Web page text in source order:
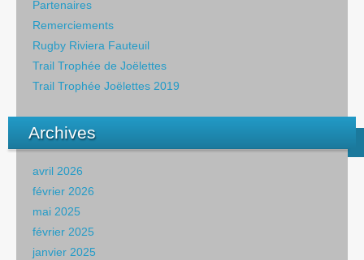
Partenaires
Remerciements
Rugby Riviera Fauteuil
Trail Trophée de Joëlettes
Trail Trophée Joëlettes 2019
Archives
avril 2026
février 2026
mai 2025
février 2025
janvier 2025